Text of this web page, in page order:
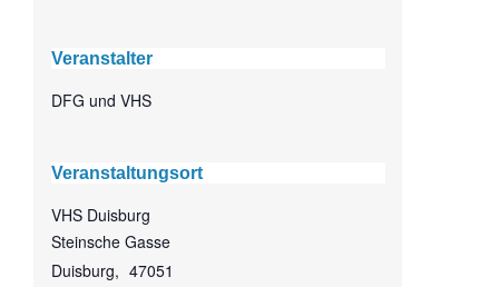
Veranstalter
DFG und VHS
Veranstaltungsort
VHS Duisburg
Steinsche Gasse
Duisburg, 47051